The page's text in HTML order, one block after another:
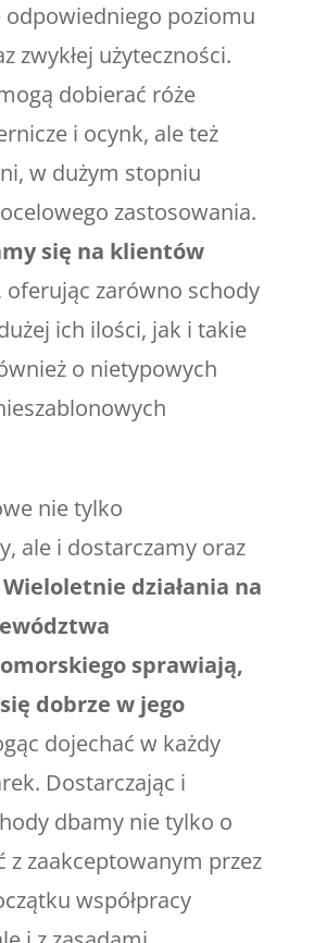
odpowiedniego poziomu
zwykłej użyteczności.
dobierać róże
i ocynk, ale też
w dużym stopniu
zastosowania.
się na klientów
oferując zarówno schody
ich ilości, jak i takie
o nietypowych
nie tylko
ale i dostarczamy oraz
Wieloletnie działania na
sprawiają,
dobrze w jego
dojechać w każdy
Dostarczając i
dbamy nie tylko o
z zaakceptowanym przez
współpracy